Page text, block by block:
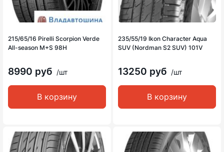
215/65/16 Pirelli Scorpion Verde
All-season M+S 98H
8990 руб /шт
В корзину
235/55/19 Ikon Character Aqua
SUV (Nordman S2 SUV) 101V
13250 руб /шт
В корзину